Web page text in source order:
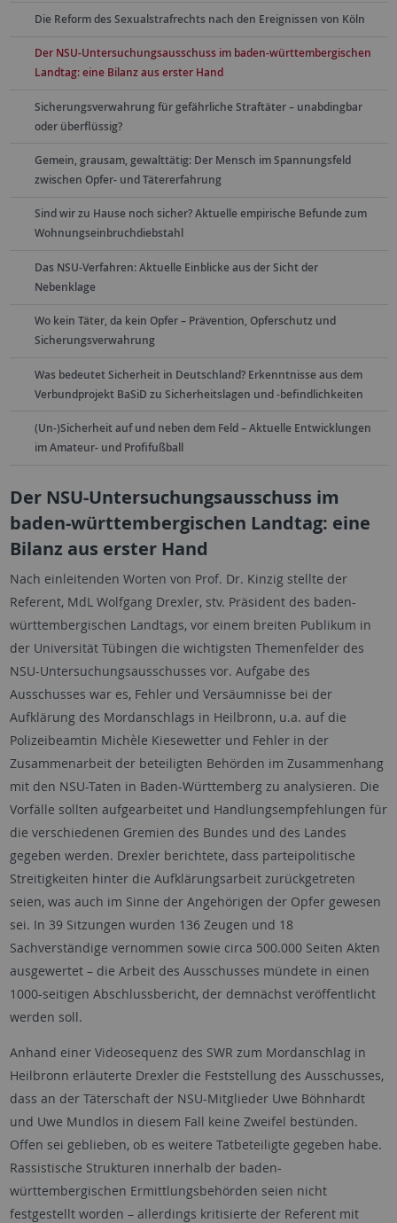
Die Reform des Sexualstrafrechts nach den Ereignissen von Köln
Der NSU-Untersuchungsausschuss im baden-württembergischen
Landtag: eine Bilanz aus erster Hand
Sicherungsverwahrung für gefährliche Straftäter – unabdingbar
oder überflüssig?
Gemein, grausam, gewalttätig: Der Mensch im Spannungsfeld
zwischen Opfer- und Tätererfahrung
Sind wir zu Hause noch sicher? Aktuelle empirische Befunde zum
Wohnungseinbruchdiebstahl
Das NSU-Verfahren: Aktuelle Einblicke aus der Sicht der
Nebenklage
Wo kein Täter, da kein Opfer – Prävention, Opferschutz und
Sicherungsverwahrung
Was bedeutet Sicherheit in Deutschland? Erkenntnisse aus dem
Verbundprojekt BaSiD zu Sicherheitslagen und -befindlichkeiten
(Un-)Sicherheit auf und neben dem Feld – Aktuelle Entwicklungen
im Amateur- und Profifußball
Der NSU-Untersuchungsausschuss im
baden-württembergischen Landtag: eine
Bilanz aus erster Hand
Nach einleitenden Worten von Prof. Dr. Kinzig stellte der
Referent, MdL Wolfgang Drexler, stv. Präsident des baden-
württembergischen Landtags, vor einem breiten Publikum in
der Universität Tübingen die wichtigsten Themenfelder des
NSU-Untersuchungsausschusses vor. Aufgabe des
Ausschusses war es, Fehler und Versäumnisse bei der
Aufklärung des Mordanschlags in Heilbronn, u.a. auf die
Polizeibeamtin Michèle Kiesewetter und Fehler in der
Zusammenarbeit der beteiligten Behörden im Zusammenhang
mit den NSU-Taten in Baden-Württemberg zu analysieren. Die
Vorfälle sollten aufgearbeitet und Handlungsempfehlungen für
die verschiedenen Gremien des Bundes und des Landes
gegeben werden. Drexler berichtete, dass parteipolitische
Streitigkeiten hinter die Aufklärungsarbeit zurückgetreten
seien, was auch im Sinne der Angehörigen der Opfer gewesen
sei. In 39 Sitzungen wurden 136 Zeugen und 18
Sachverständige vernommen sowie circa 500.000 Seiten Akten
ausgewertet – die Arbeit des Ausschusses mündete in einen
1000-seitigen Abschlussbericht, der demnächst veröffentlicht
werden soll.
Anhand einer Videosequenz des SWR zum Mordanschlag in
Heilbronn erläuterte Drexler die Feststellung des Ausschusses,
dass an der Täterschaft der NSU-Mitglieder Uwe Böhnhardt
und Uwe Mundlos in diesem Fall keine Zweifel bestünden.
Offen sei geblieben, ob es weitere Tatbeteiligte gegeben habe.
Rassistische Strukturen innerhalb der baden-
württembergischen Ermittlungsbehörden seien nicht
festgestellt worden – allerdings kritisierte der Referent mit